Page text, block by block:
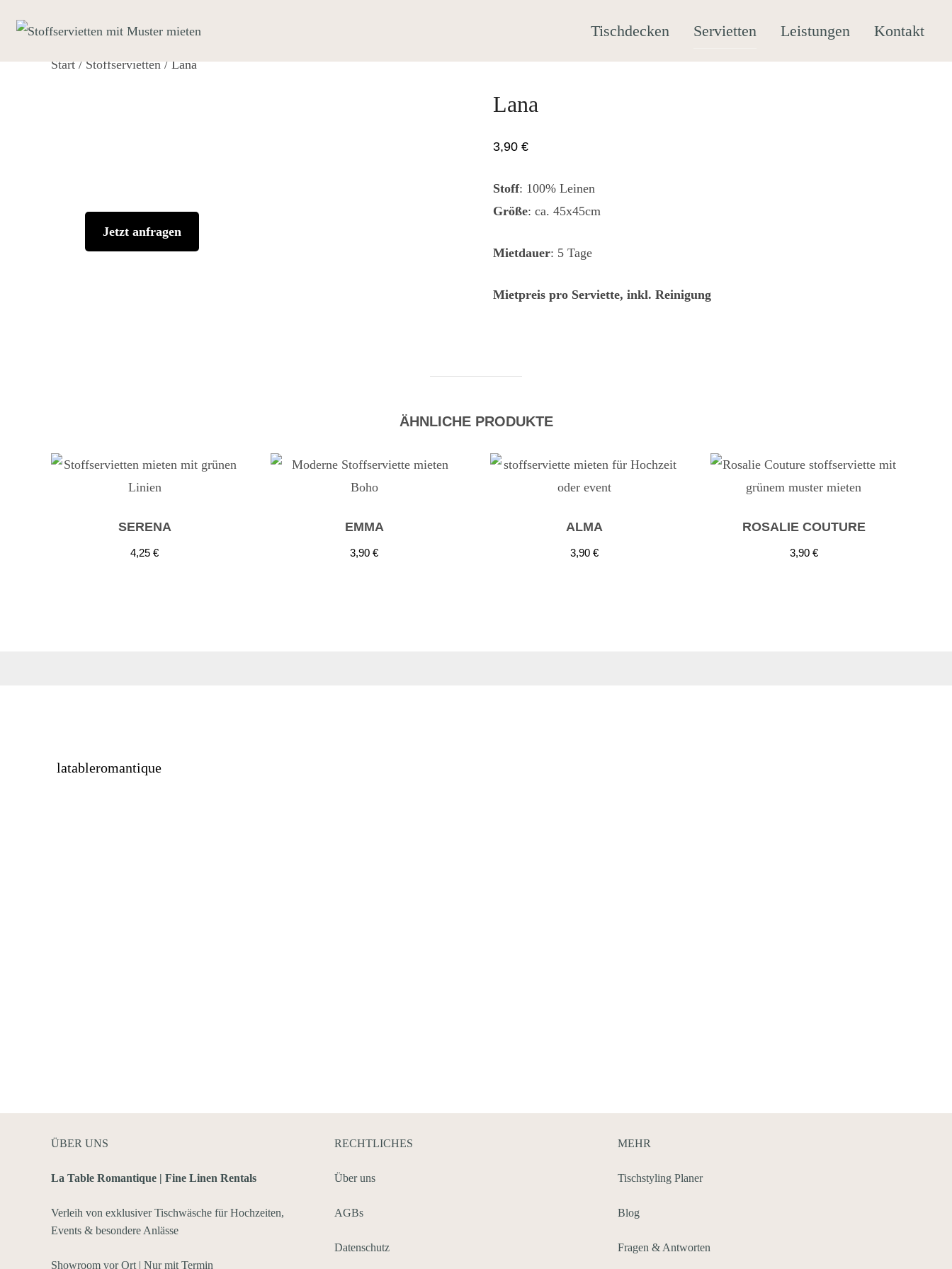
Inhalt
Tischdecken Servietten Leistungen Kontakt
Start/Stoffservietten/ Lana
Lana
3,90 €
Stoff: 100% Leinen
Größe: ca. 45x45cm
Mietdauer: 5 Tage
Mietpreis pro Serviette, inkl. Reinigung
Jetzt anfragen
ÄHNLICHE PRODUKTE
SERENA
4,25€
EMMA
3,90€
ALMA
3,90 €
ROSALIE COUTURE
3,90 €
latableromantique
ÜBER UNS
La Table Romantique | Fine Linen Rentals
Verleih von exklusiver Tischwäsche für Hochzeiten,
Events & besondere Anlässe
Showroom vor Ort | Nur mit Termin
RECHTLICHES
Über uns
AGBs
Datenschutz
MEHR
Tischstyling Planer
Blog
Fragen & Antworten